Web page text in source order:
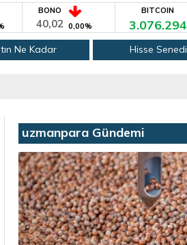
BONO
40,02 0,00%
BITCOIN
3.076.294
Ne Kadar Hisse Senedi
uzmanpara Gündemi